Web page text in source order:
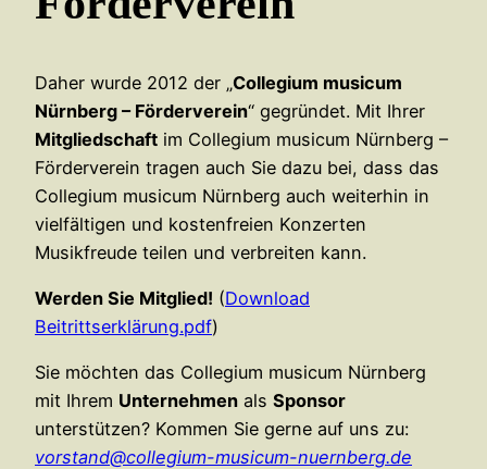
Daher wurde 2012 der „Collegium musicum
Nürnberg – Förderverein“ gegründet. Mit Ihrer
Mitgliedschaft im Collegium musicum Nürnberg –
Förderverein tragen auch Sie dazu bei, dass das
Collegium musicum Nürnberg auch weiterhin in
vielfältigen und kostenfreien Konzerten
Musikfreude teilen und verbreiten kann.
Werden Sie Mitglied! (Download
Beitrittserklärung.pdf)
Sie möchten das Collegium musicum Nürnberg
mit Ihrem Unternehmen als Sponsor
unterstützen? Kommen Sie gerne auf uns zu:
vorstand@collegium-musicum-nuernberg.de